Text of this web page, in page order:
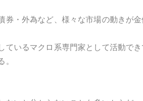
・外為など、様々な市場の動きが
いるマクロ系専門家として活動でき
。